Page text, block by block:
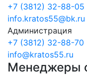
+7 (3812) 32-88-05
info.kratos55@bk.ru
Администрация
+7 (3812) 32-88-70
info@kratos55.ru
Менеджеры